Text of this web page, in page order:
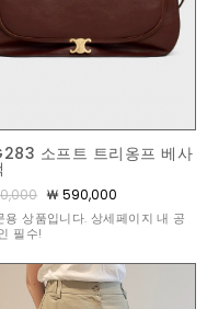
소프트 트리옹프 베사
￦ 590,000
용 상품입니다. 상세페이지 내 공
필수!